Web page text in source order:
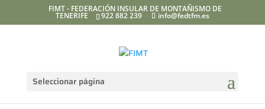
FIMT - FEDERACIÓN INSULAR DE MONTAÑISMO DE
TENERIFE 922 882 239 info@fedtfm.es
Seleccionar página